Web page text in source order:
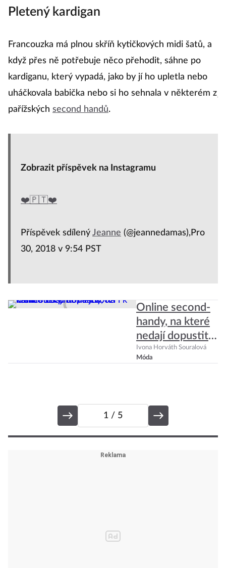
Pletený kardigan
Francouzka má plnou skříň kytičkových midi šatů, a
když přes ně potřebuje něco přehodit, sáhne po
kardiganu, který vypadá, jako by jí ho upletla nebo
uháčkovala babička nebo si ho sehnala v některém z
pařížských second handů.
Zobrazit příspěvek na Instagramu
❤️🇵🇹❤️
Příspěvek sdílený Jeanne (@jeannedamas),Pro
30, 2018 v 9:54 PST
Online second-
handy, na které
nedají dopustit
Francouzky.
Posílají zboží i k
Ivona Horváth Souralová
Móda
1 / 5